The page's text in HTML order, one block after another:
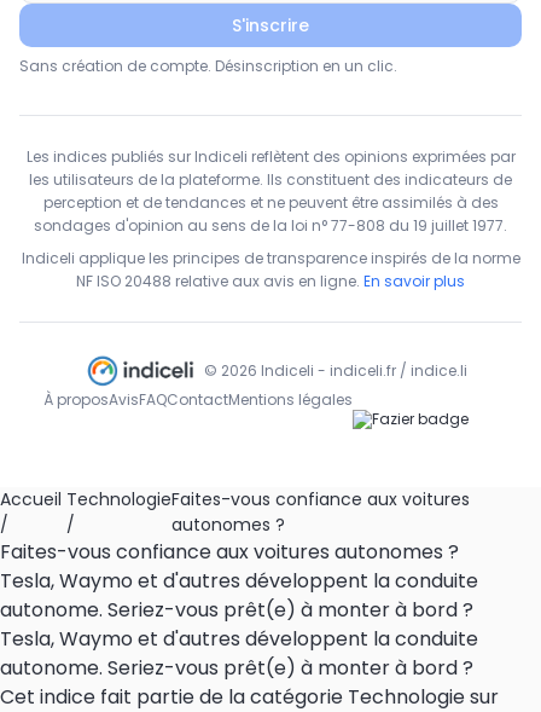
S'inscrire
Sans création de compte. Désinscription en un clic.
Les indices publiés sur Indiceli reflètent des opinions exprimées par
les utilisateurs de la plateforme. Ils constituent des indicateurs de
perception et de tendances et ne peuvent être assimilés à des
sondages d'opinion au sens de la loi n° 77-808 du 19 juillet 1977.
Indiceli applique les principes de transparence inspirés de la norme
NF ISO 20488 relative aux avis en ligne. En savoir plus
© 2026 Indiceli - indiceli.fr / indice.li
À proposAvisFAQContactMentions légales
Accueil
/
Technologie
/
Faites-vous confiance aux voitures
autonomes ?
Faites-vous confiance aux voitures autonomes ?
Tesla, Waymo et d'autres développent la conduite
autonome. Seriez-vous prêt(e) à monter à bord ?
Tesla, Waymo et d'autres développent la conduite
autonome. Seriez-vous prêt(e) à monter à bord ?
Cet indice fait partie de la catégorie Technologie sur